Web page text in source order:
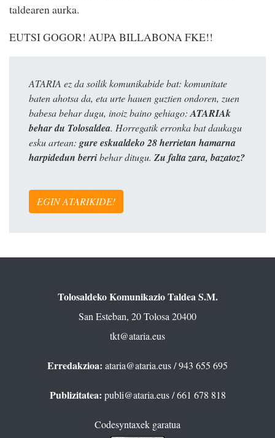
taldearen aurka.
EUTSI GOGOR! AUPA BILLABONA FKE!!
ATARIA ez da soilik komunikabide bat: komunitate
baten ahotsa da, eta urte hauen guztien ondoren, zuen
babesa behar dugu, inoiz baino gehiago: ATARIAk
behar du Tolosaldea. Horregatik erronka bat daukagu
esku artean: gure eskualdeko 28 herrietan hamarna
harpidedun berribehar ditugu. Zu falta zara, bazatoz?
EGIN ATARIKIDE!
Tolosaldeko Komunikazio Taldea S.M.
San Esteban, 20 Tolosa 20400
tkt@ataria.eus
Erredakzioa: ataria@ataria.eus/ 943 655 695
Publizitatea: publi@ataria.eus/ 661 678 818
Codesyntaxek garatua